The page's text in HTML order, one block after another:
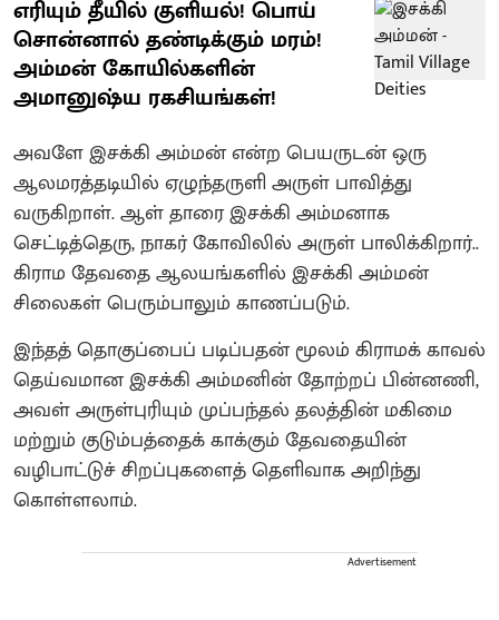
எரியும் தீயில் குளியல்! பொய்
சொன்னால் தண்டிக்கும் மரம்!
அம்மன் கோயில்களின்
அமானுஷ்ய ரகசியங்கள்!
அவளே இசக்கி அம்மன் என்ற பெயருடன் ஒரு
ஆலமரத்தடியில் ஏழுந்தருளி அருள் பாவித்து
வருகிறாள்.‌ ஆள் தாரை இசக்கி அம்மனாக
செட்டித்தெரு, நாகர் கோவிலில் அருள் பாலிக்கிறார்..
கிராம தேவதை ஆலயங்களில் இசக்கி அம்மன்
சிலைகள் பெரும்பாலும் காணப்படும்.
இந்தத் தொகுப்பைப் படிப்பதன் மூலம் கிராமக் காவல்
தெய்வமான இசக்கி அம்மனின் தோற்றப் பின்னணி,
அவள் அருள்புரியும் முப்பந்தல் தலத்தின் மகிமை
மற்றும் குடும்பத்தைக் காக்கும் தேவதையின்
வழிபாட்டுச் சிறப்புகளைத் தெளிவாக அறிந்து
கொள்ளலாம்.
Advertisement